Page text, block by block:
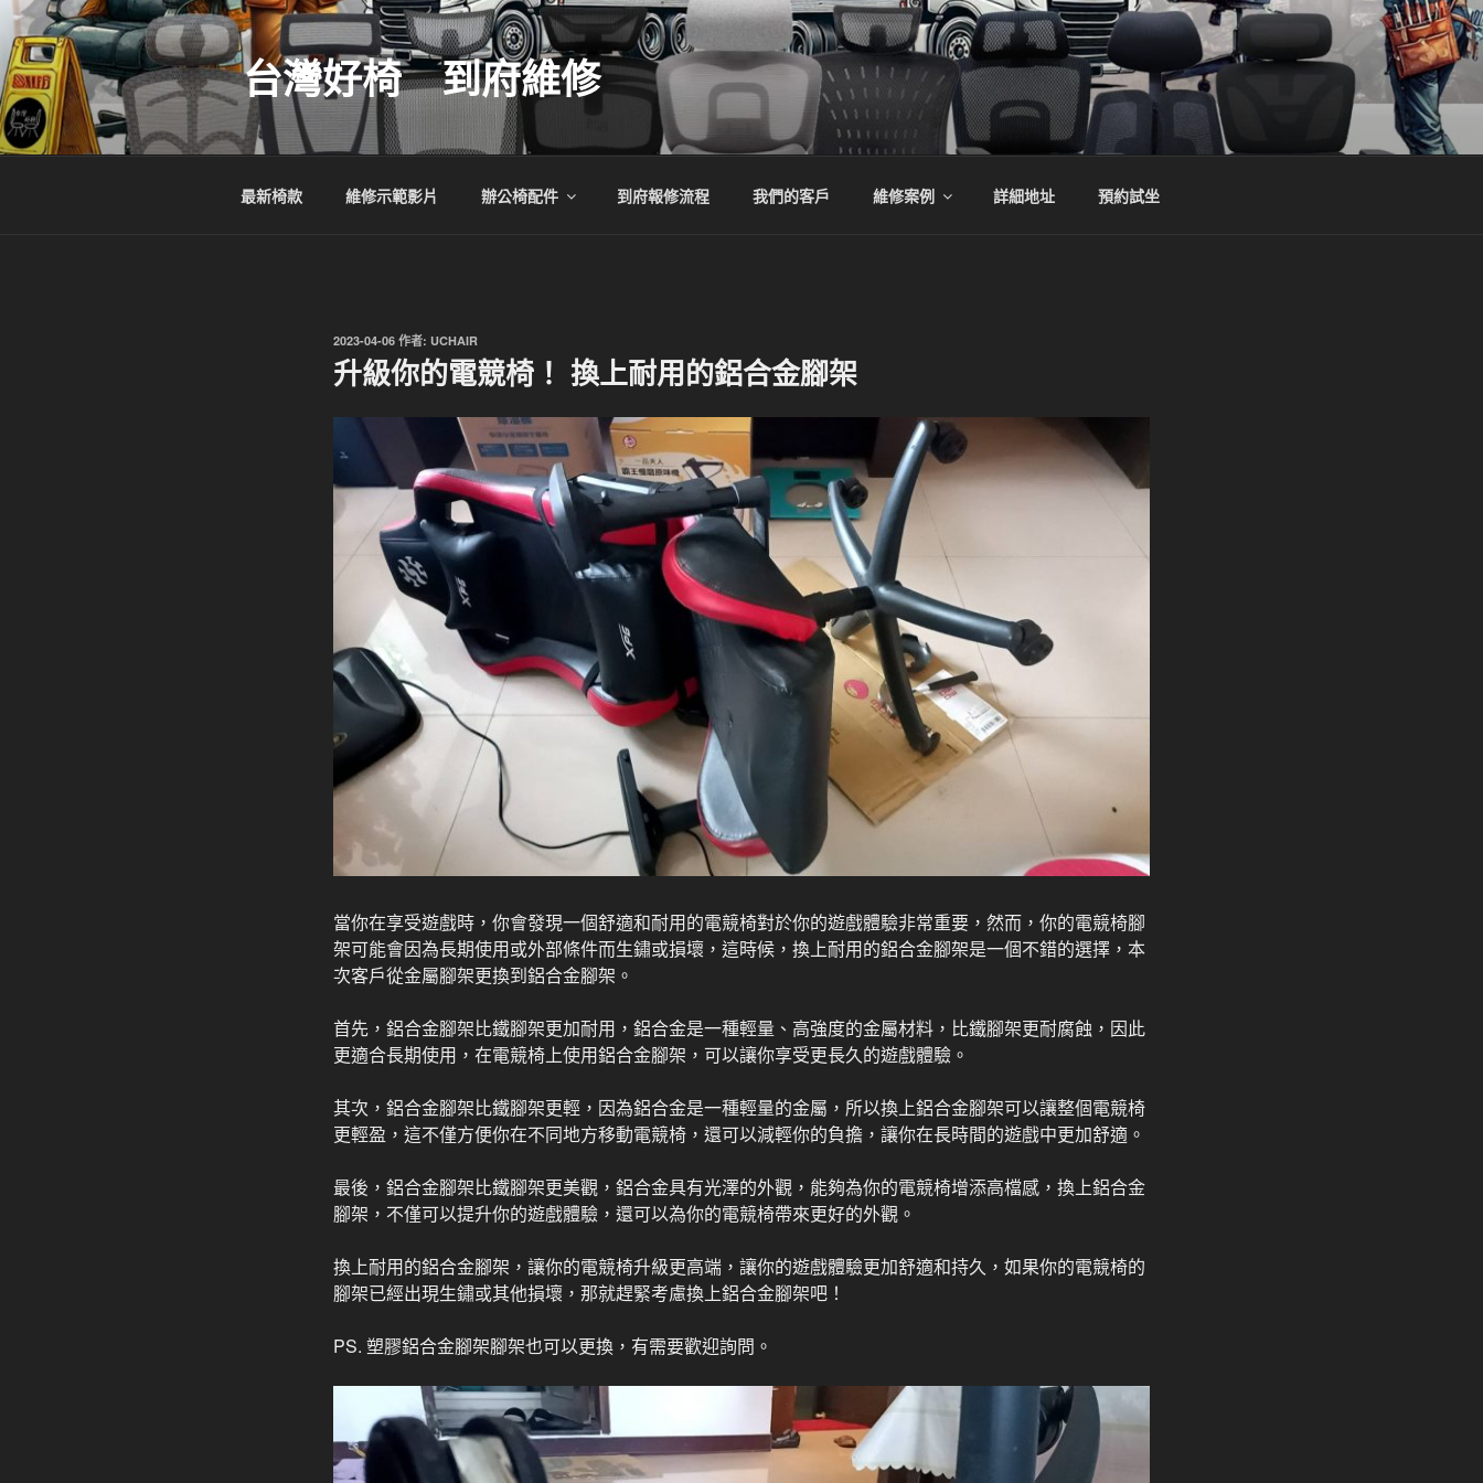
跳
至
主
要
內
容
台灣好椅 到府維修
最新椅款 維修示範影片 辦公椅配件 到府報修流程 我們的客戶 維修案例 詳細地址 預約試坐
發
佈
於
2023-04-06 作者: UCHAIR
升級你的電競椅！ 換上耐用的鋁合金腳架
當你在享受遊戲時，你會發現一個舒適和耐用的電競椅對於你的遊戲體驗非常重要，然而，你的電競椅腳
架可能會因為長期使用或外部條件而生鏽或損壞，這時候，換上耐用的鋁合金腳架是一個不錯的選擇，本
次客戶從金屬腳架更換到鋁合金腳架。
首先，鋁合金腳架比鐵腳架更加耐用，鋁合金是一種輕量、高強度的金屬材料，比鐵腳架更耐腐蝕，因此
更適合長期使用，在電競椅上使用鋁合金腳架，可以讓你享受更長久的遊戲體驗。
其次，鋁合金腳架比鐵腳架更輕，因為鋁合金是一種輕量的金屬，所以換上鋁合金腳架可以讓整個電競椅
更輕盈，這不僅方便你在不同地方移動電競椅，還可以減輕你的負擔，讓你在長時間的遊戲中更加舒適。
最後，鋁合金腳架比鐵腳架更美觀，鋁合金具有光澤的外觀，能夠為你的電競椅增添高檔感，換上鋁合金
腳架，不僅可以提升你的遊戲體驗，還可以為你的電競椅帶來更好的外觀。
換上耐用的鋁合金腳架，讓你的電競椅升級更高端，讓你的遊戲體驗更加舒適和持久，如果你的電競椅的
腳架已經出現生鏽或其他損壞，那就趕緊考慮換上鋁合金腳架吧！
PS. 塑膠鋁合金腳架腳架也可以更換，有需要歡迎詢問。